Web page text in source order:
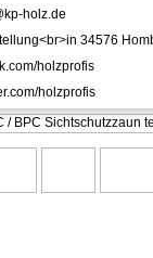
(1)